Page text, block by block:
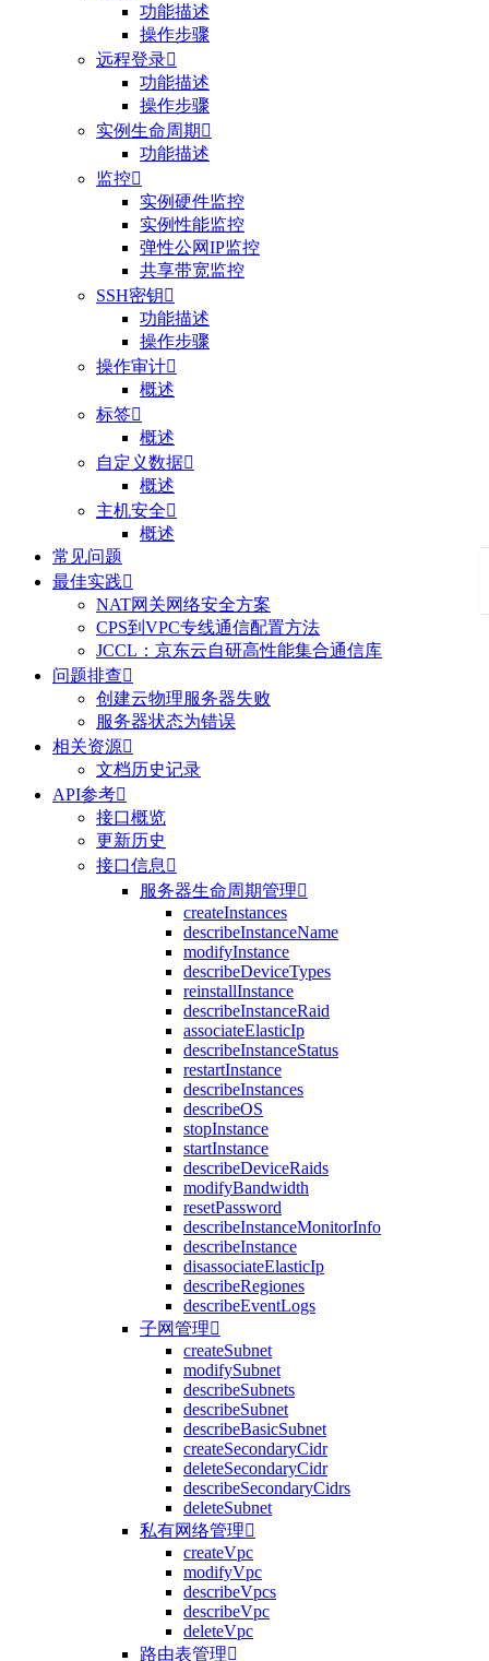
功能描述
操作步骤
远程登录
功能描述
操作步骤
实例生命周期 
功能描述
监控
实例硬件监控
实例性能监控
弹性公网IP监控
共享带宽监控
SSH密钥
功能描述
操作步骤
操作审计
概述
标签
概述
自定义数据
概述
主机安全
概述
常见问题
最佳实践
NAT网关网络安全方案
CPS到VPC专线通信配置方法
JCCL：京东云自研高性能集合通信库
问题排查
创建云物理服务器失败
服务器状态为错误
相关资源
文档历史记录
API参考
接口概览
更新历史
接口信息 
服务器生命周期管理
createInstances
describeInstanceName
modifyInstance
describeDeviceTypes
reinstallInstance
describeInstanceRaid
associateElasticIp
describeInstanceStatus
restartInstance
describeInstances
describeOS
stopInstance
startInstance
describeDeviceRaids
modifyBandwidth
resetPassword
describeInstanceMonitorInfo
describeInstance
disassociateElasticIp
describeRegiones
describeEventLogs
子网管理
createSubnet
modifySubnet
describeSubnets
describeSubnet
describeBasicSubnet
createSecondaryCidr
deleteSecondaryCidr
describeSecondaryCidrs
deleteSubnet
私有网络管理
createVpc
modifyVpc
describeVpcs
describeVpc
deleteVpc
路由表管理